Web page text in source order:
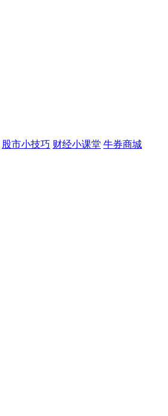
股市小技巧 财经小课堂 牛券商城